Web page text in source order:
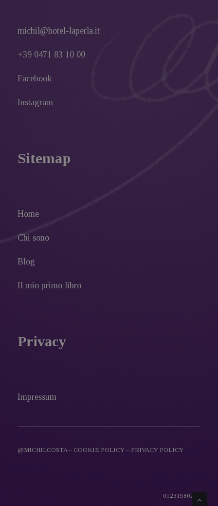
michil@hotel-laperla.it
+39 0471 83 10 00
Facebook
Instagram
Sitemap
Home
Chi sono
Blog
Il mio primo libro
Privacy
Impressum
@MICHILCOSTA – COOKIE POLICY – PRIVACY POLICY
01231580216